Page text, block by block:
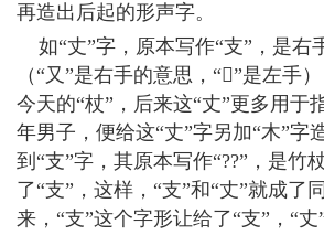
再造出后起的形声字。
如“丈”字，原本写作“支”，是右
（“又”是右手的意思，“”是左手
今天的“杖”，后来这“丈”更多用于
年男子，便给这“丈”字另加“木”字
到“支”字，其原本写作“??”，是竹
了“支”，这样，“支”和“丈”就成了
来，“支”这个字形让给了“支”，“丈